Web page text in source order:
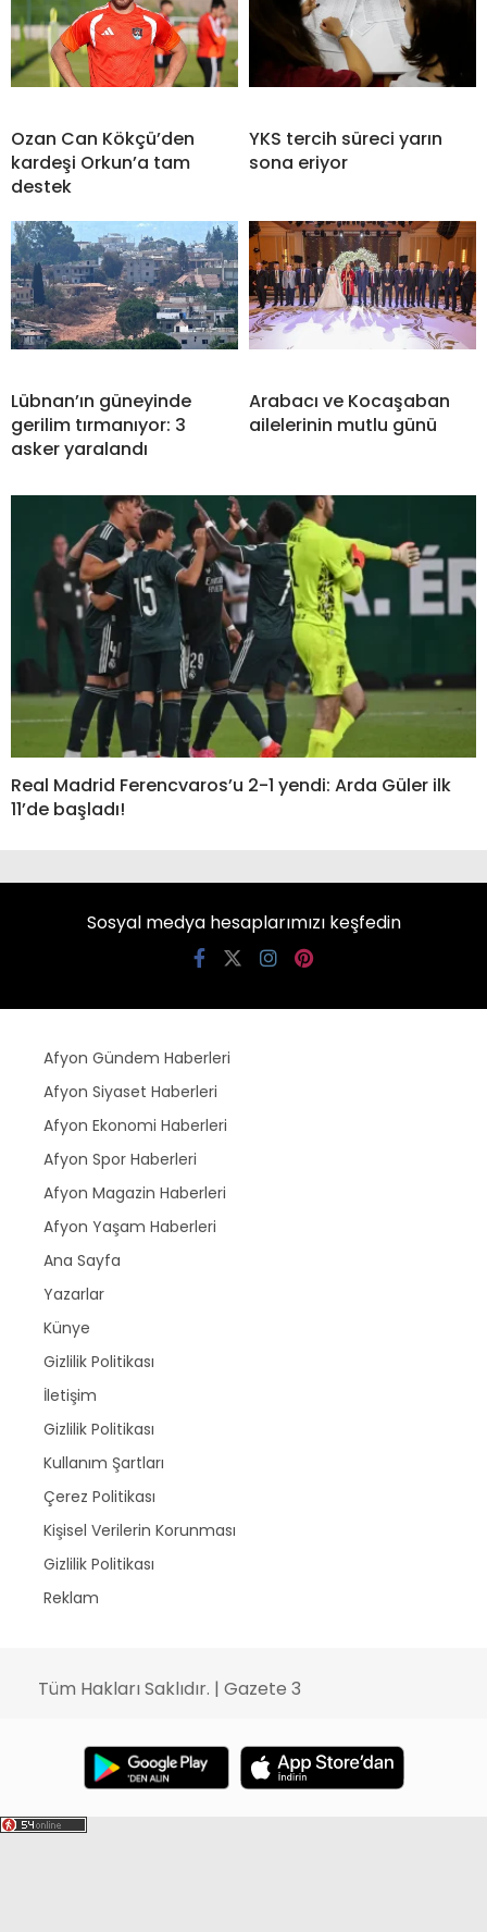
Ozan Can Kökçü’den
kardeşi Orkun’a tam
destek
YKS tercih süreci yarın
sona eriyor
Lübnan’ın güneyinde
gerilim tırmanıyor: 3
asker yaralandı
Arabacı ve Kocaşaban
ailelerinin mutlu günü
Real Madrid Ferencvaros’u 2-1 yendi: Arda Güler ilk
11’de başladı!
Sosyal medya hesaplarımızı keşfedin
Afyon Gündem Haberleri
Afyon Siyaset Haberleri
Afyon Ekonomi Haberleri
Afyon Spor Haberleri
Afyon Magazin Haberleri
Afyon Yaşam Haberleri
Ana Sayfa
Yazarlar
Künye
Gizlilik Politikası
İletişim
Gizlilik Politikası
Kullanım Şartları
Çerez Politikası
Kişisel Verilerin Korunması
Gizlilik Politikası
Reklam
Tüm Hakları Saklıdır. | Gazete 3